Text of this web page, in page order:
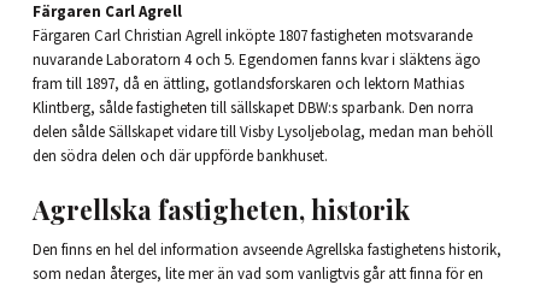
Färgaren Carl Agrell
Färgaren Carl Christian Agrell inköpte 1807 fastigheten motsvarande
nuvarande Laboratorn 4 och 5. Egendomen fanns kvar i släktens ägo
fram till 1897, då en ättling, gotlandsforskaren och lektorn Mathias
Klintberg, sålde fastigheten till sällskapet DBW:s sparbank. Den norra
delen sålde Sällskapet vidare till Visby Lysoljebolag, medan man behöll
den södra delen och där uppförde bankhuset.
Agrellska fastigheten, historik
Den finns en hel del information avseende Agrellska fastighetens historik,
som nedan återges, lite mer än vad som vanligtvis går att finna för en